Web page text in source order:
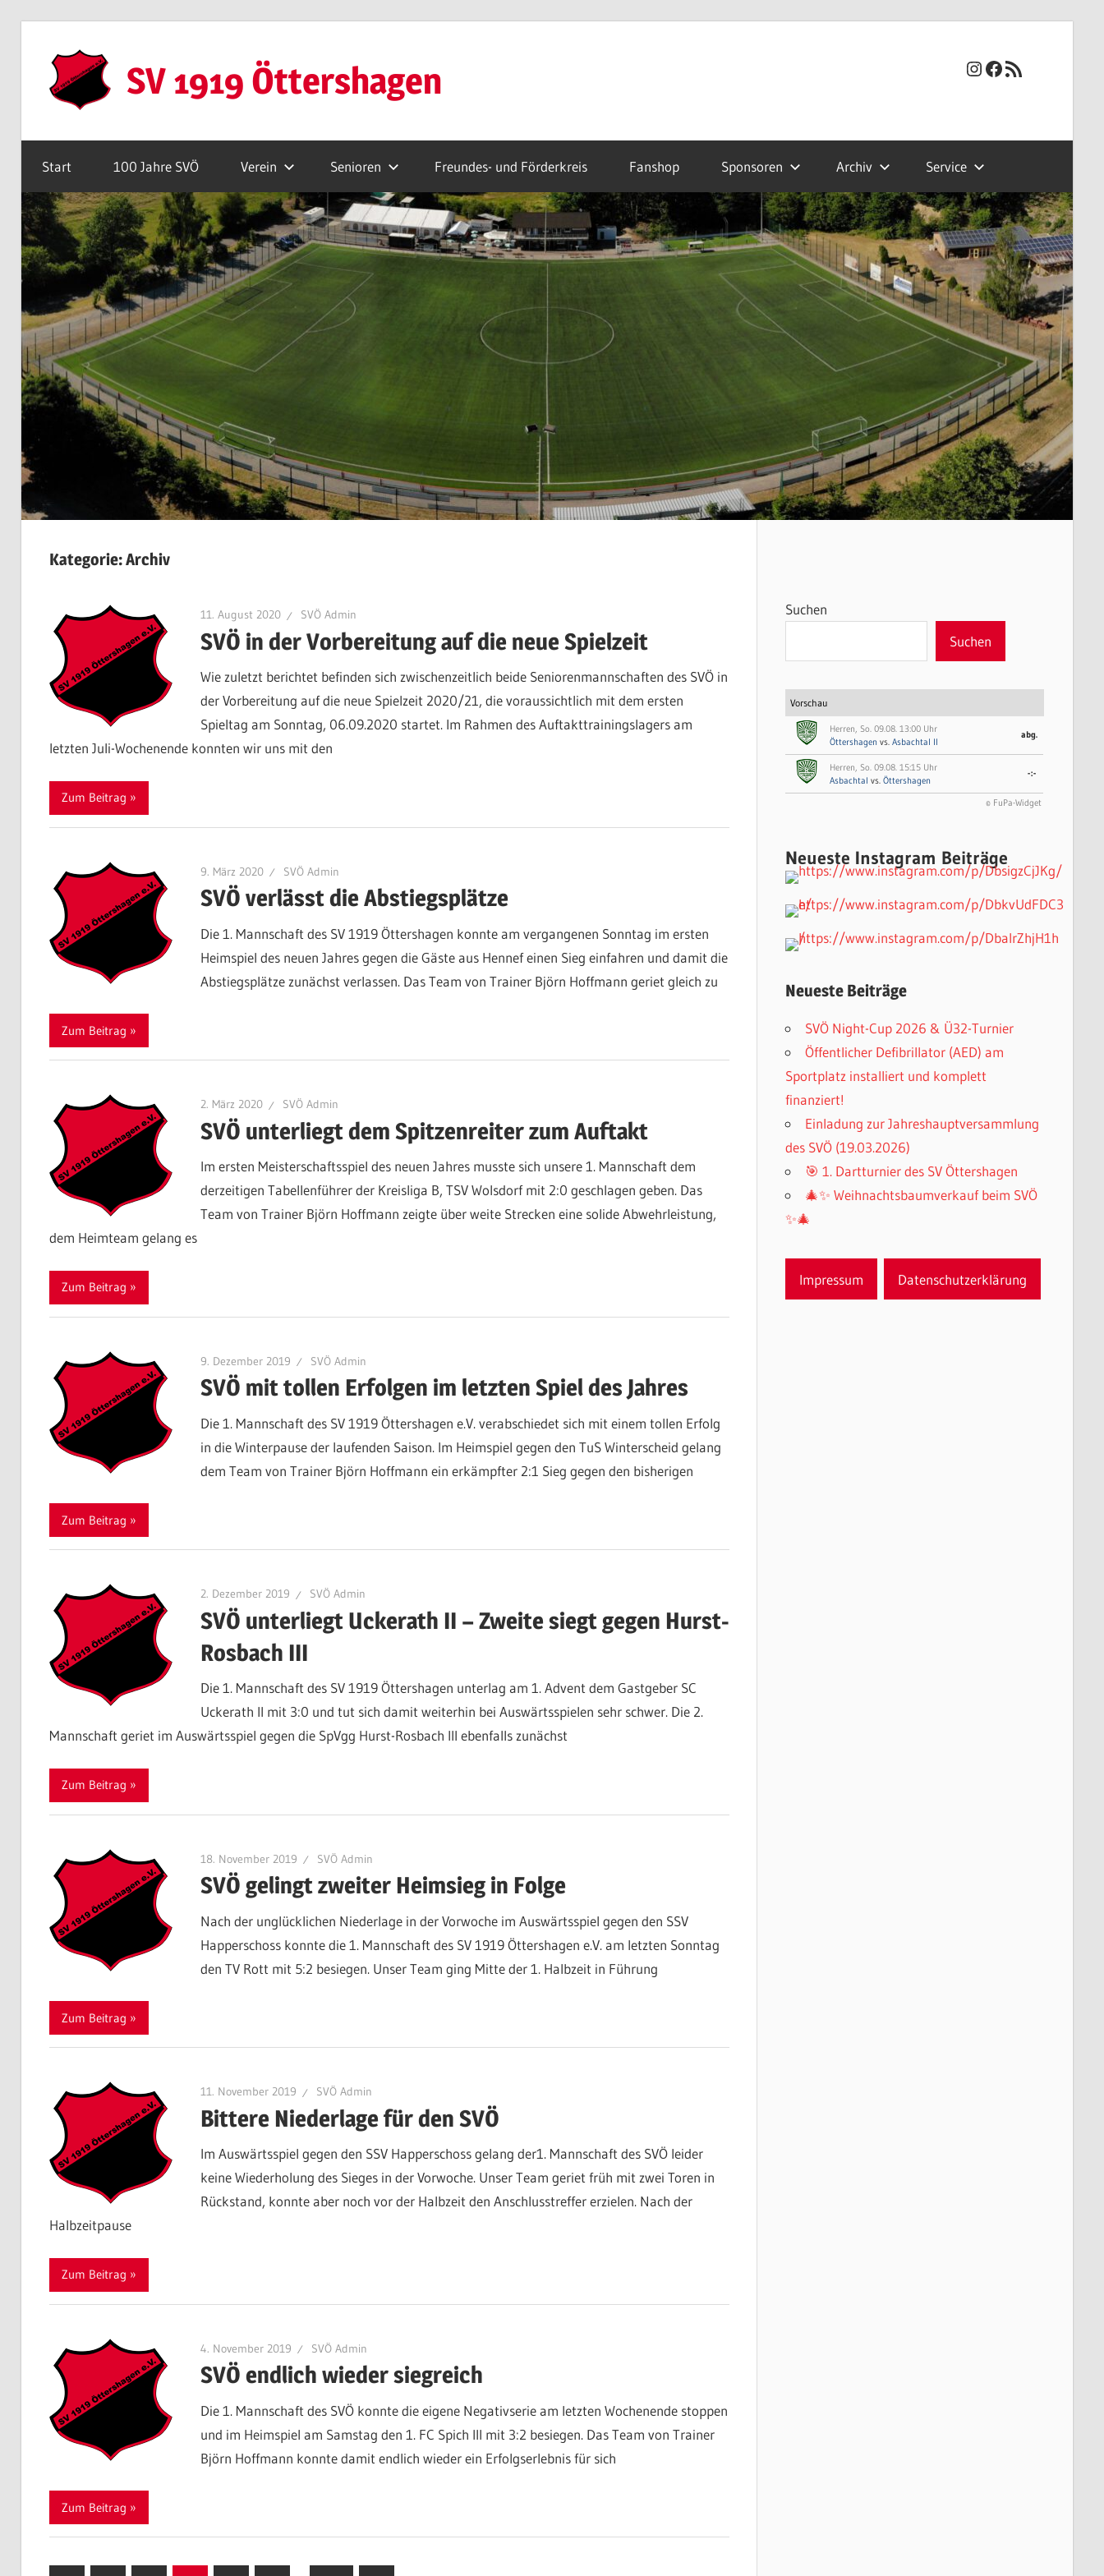
Inhalt
springen
SV 1919 Öttershagen Instagram
Facebook
RSS-Feed
Start 100 Jahre SVÖ Verein Senioren Freundes- und Förderkreis Fanshop Sponsoren Archiv Service
Kategorie:Archiv
11. August 2020 SVÖ Admin
SVÖ in der Vorbereitung auf die neue Spielzeit
Wie zuletzt berichtet befinden sich zwischenzeitlich beide Seniorenmannschaften des SVÖ in
der Vorbereitung auf die neue Spielzeit 2020/21, die voraussichtlich mit dem ersten
Spieltag am Sonntag, 06.09.2020 startet. Im Rahmen des Auftakttrainingslagers am
letzten Juli-Wochenende konnten wir uns mit den
Zum Beitrag
9. März 2020 SVÖ Admin
SVÖ verlässt die Abstiegsplätze
Die 1. Mannschaft des SV 1919 Öttershagen konnte am vergangenen Sonntag im ersten
Heimspiel des neuen Jahres gegen die Gäste aus Hennef einen Sieg einfahren und damit die
Abstiegsplätze zunächst verlassen. Das Team von Trainer Björn Hoffmann geriet gleich zu
Zum Beitrag
2. März 2020 SVÖ Admin
SVÖ unterliegt dem Spitzenreiter zum Auftakt
Im ersten Meisterschaftsspiel des neuen Jahres musste sich unsere 1. Mannschaft dem
derzeitigen Tabellenführer der Kreisliga B, TSV Wolsdorf mit 2:0 geschlagen geben. Das
Team von Trainer Björn Hoffmann zeigte über weite Strecken eine solide Abwehrleistung,
dem Heimteam gelang es
Zum Beitrag
9. Dezember 2019 SVÖ Admin
SVÖ mit tollen Erfolgen im letzten Spiel des Jahres
Die 1. Mannschaft des SV 1919 Öttershagen e.V. verabschiedet sich mit einem tollen Erfolg
in die Winterpause der laufenden Saison. Im Heimspiel gegen den TuS Winterscheid gelang
dem Team von Trainer Björn Hoffmann ein erkämpfter 2:1 Sieg gegen den bisherigen
Zum Beitrag
2. Dezember 2019 SVÖ Admin
SVÖ unterliegt Uckerath II – Zweite siegt gegen Hurst-
Rosbach III
Die 1. Mannschaft des SV 1919 Öttershagen unterlag am 1. Advent dem Gastgeber SC
Uckerath II mit 3:0 und tut sich damit weiterhin bei Auswärtsspielen sehr schwer. Die 2.
Mannschaft geriet im Auswärtsspiel gegen die SpVgg Hurst-Rosbach III ebenfalls zunächst
Zum Beitrag
18. November 2019 SVÖ Admin
SVÖ gelingt zweiter Heimsieg in Folge
Nach der unglücklichen Niederlage in der Vorwoche im Auswärtsspiel gegen den SSV
Happerschoss konnte die 1. Mannschaft des SV 1919 Öttershagen e.V. am letzten Sonntag
den TV Rott mit 5:2 besiegen. Unser Team ging Mitte der 1. Halbzeit in Führung
Zum Beitrag
11. November 2019 SVÖ Admin
Bittere Niederlage für den SVÖ
Im Auswärtsspiel gegen den SSV Happerschoss gelang der1. Mannschaft des SVÖ leider
keine Wiederholung des Sieges in der Vorwoche. Unser Team geriet früh mit zwei Toren in
Rückstand, konnte aber noch vor der Halbzeit den Anschlusstreffer erzielen. Nach der
Halbzeitpause
Zum Beitrag
4. November 2019 SVÖ Admin
SVÖ endlich wieder siegreich
Die 1. Mannschaft des SVÖ konnte die eigene Negativserie am letzten Wochenende stoppen
und im Heimspiel am Samstag den 1. FC Spich III mit 3:2 besiegen. Das Team von Trainer
Björn Hoffmann konnte damit endlich wieder ein Erfolgserlebnis für sich
Zum Beitrag
Suchen
Suchen
Vorschau
Herren, So. 09.08. 13:00 Uhr
Öttershagen vs. Asbachtal II
abg.
Herren, So. 09.08. 15:15 Uhr
Asbachtal vs. Öttershagen
-:-
© FuPa-Widget
Neueste Instagram Beiträge
Neueste Beiträge
SVÖ Night-Cup 2026 & Ü32-Turnier
Öffentlicher Defibrillator (AED) am
Sportplatz installiert und komplett
finanziert!
Einladung zur Jahreshauptversammlung
des SVÖ (19.03.2026)
🎯 1. Dartturnier des SV Öttershagen
🎄✨ Weihnachtsbaumverkauf beim SVÖ
✨🎄
Impressum Datenschutzerklärung